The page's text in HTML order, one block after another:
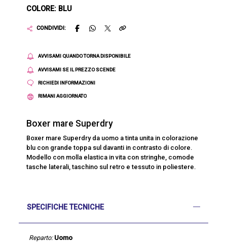
COLORE: BLU
CONDIVIDI:
AVVISAMI QUANDO TORNA DISPONIBILE
AVVISAMI SE IL PREZZO SCENDE
RICHIEDI INFORMAZIONI
RIMANI AGGIORNATO
Boxer mare Superdry
Boxer mare Superdry da uomo a tinta unita in colorazione
blu con grande toppa sul davanti in contrasto di colore.
Modello con molla elastica in vita con stringhe, comode
tasche laterali, taschino sul retro e tessuto in poliestere.
SPECIFICHE TECNICHE
Reparto: Uomo